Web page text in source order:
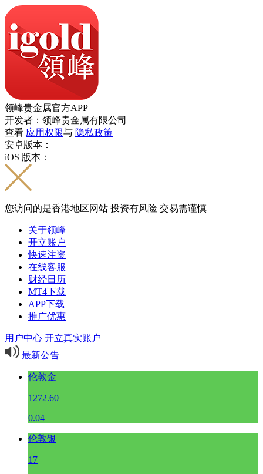
领峰贵金属官方APP
开发者：领峰贵金属有限公司
查看 应用权限与 隐私政策
安卓版本：
iOS 版本：
您访问的是香港地区网站 投资有风险 交易需谨慎
关于领峰
开立账户
快速注资
在线客服
财经日历
MT4下载
APP下载
推广优惠
用户中心 开立真实账户
最新公告
伦敦金
1272.60
0.04
伦敦银
17